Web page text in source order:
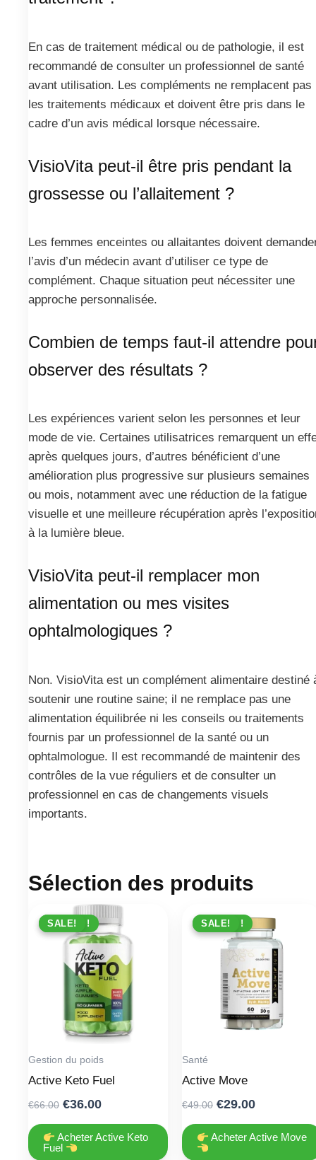
En cas de traitement médical ou de pathologie, il est
recommandé de consulter un professionnel de santé
avant utilisation. Les compléments ne remplacent pas
les traitements médicaux et doivent être pris dans le
cadre d’un avis médical lorsque nécessaire.
VisioVita peut-il être pris pendant la
grossesse ou l’allaitement ?
Les femmes enceintes ou allaitantes doivent
l’avis d’un médecin avant d’utiliser ce type de
complément. Chaque situation peut nécessiter une
approche personnalisée.
Combien de temps faut-il attendre
observer des résultats ?
Les expériences varient selon les personnes et leur
mode de vie. Certaines utilisatrices remarquent un
après quelques jours, d’autres bénéficient d’une
amélioration plus progressive sur plusieurs semaines
ou mois, notamment avec une réduction de la fatigue
visuelle et une meilleure récupération après
à la lumière bleue.
VisioVita peut-il remplacer mon
alimentation ou mes visites
ophtalmologiques ?
Non. VisioVita est un complément alimentaire destiné
soutenir une routine saine; il ne remplace pas une
alimentation équilibrée ni les conseils ou traitements
fournis par un professionnel de la santé ou un
ophtalmologue. Il est recommandé de maintenir des
contrôles de la vue réguliers et de consulter un
professionnel en cas de changements visuels
importants.
Sélection des produits
PROMO !
SALE!
Gestion du poids
Active Keto Fuel
€66.00 Original
was:
€66.00.
€36.00Current
is:
Acheter Active Keto
Fuel
PROMO !
SALE!
Santé
Active Move
€49.00 Original
was:
€29.00Current
is:
Acheter Active Move